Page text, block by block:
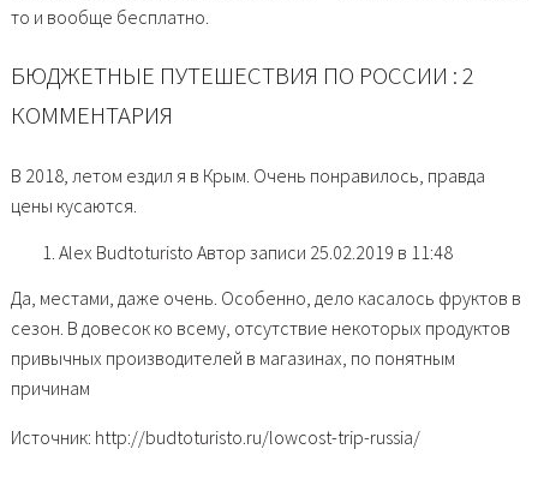
то и вообще бесплатно.
БЮДЖЕТНЫЕ ПУТЕШЕСТВИЯ ПО РОССИИ : 2
КОММЕНТАРИЯ
В 2018, летом ездил я в Крым. Очень понравилось, правда
цены кусаются.
Alex Budtoturisto Автор записи 25.02.2019 в 11:48
Да, местами, даже очень. Особенно, дело касалось фруктов в
сезон. В довесок ко всему, отсутствие некоторых продуктов
привычных производителей в магазинах, по понятным
причинам
Источник: http://budtoturisto.ru/lowcost-trip-russia/